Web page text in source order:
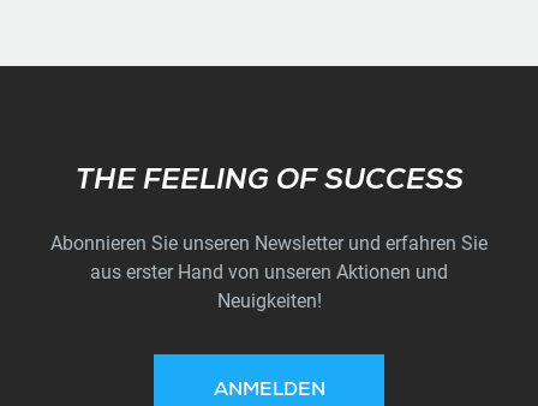
Subscribe
THE FEELING OF SUCCESS
Abonnieren Sie unseren Newsletter und erfahren Sie
aus erster Hand von unseren Aktionen und
Neuigkeiten!
ANMELDEN